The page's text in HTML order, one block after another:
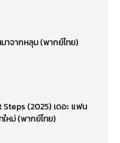
าจากหลุม (พากย์ไทย)
(2025) เดอะ แฟน
หม่ (พากย์ไทย)